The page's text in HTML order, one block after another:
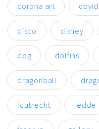
corona art
disco disney
dog dolfins
dragonball
fcutrecht fedde